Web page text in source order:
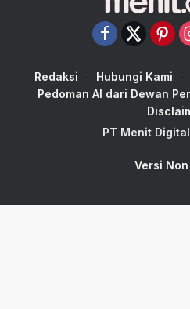
Redaksi Hubungi Kami
Pedoman AI dari Dewan
PT Menit
Versi Non